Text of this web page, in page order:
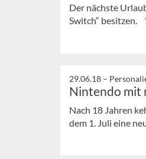
Der nächste
Switch“ besitzen.
29.06.18 –
Nintendo mit
Nach 18 Jahren
dem 1. Juli eine